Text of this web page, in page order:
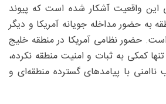
این واقعیت آشکار شده است که پیوند
به حضور مداخله جویانه آمریکا و دیگر
است. حضور نظامی آمریکا در منطقه خلیج
کمکی به ثبات و امنیت منطقه نکرده،
با پیامدهای گسترده منطقه‌ای و